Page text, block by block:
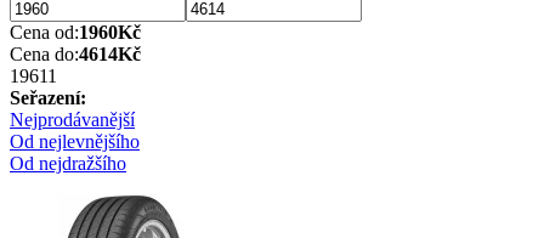
Cena od:1960Kč
Cena do:4614Kč
19611
Seřazení:
Nejprodávanější
Od nejlevnějšího
Od nejdražšího